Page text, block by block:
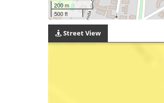
200 m
500 ft
Street View